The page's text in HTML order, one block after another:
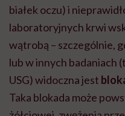
białek oczu) i
laboratoryjnych krwi
wątrobą – szczególnie,
lub w innych badaniach
USG) widoczna jest
Taka blokada może